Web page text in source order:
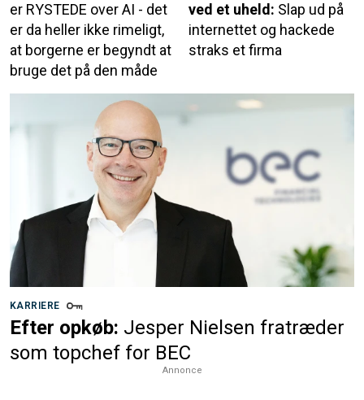
er RYSTEDE over AI - det
er da heller ikke rimeligt,
at borgerne er begyndt at
bruge det på den måde
ved et uheld: Slap ud på
internettet og hackede
straks et firma
KARRIERE
Efter opkøb: Jesper Nielsen fratræder
som topchef for BEC
Annonce